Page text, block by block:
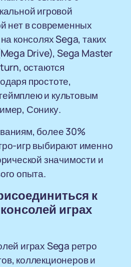
игровой
нет в современных
консолях Sega, таких
Drive), Sega Master
остаются
простоте,
и культовым
Сонику.
более 30%
игр выбирают именно
значимости и
опыта.
к
играх
играх Sega ретро
коллекционеров и